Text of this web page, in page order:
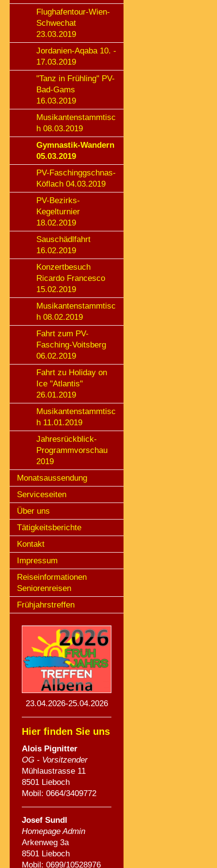
Flughafentour-Wien-
Schwechat
23.03.2019
Jordanien-Aqaba 10. -
17.03.2019
"Tanz in Frühling" PV-
Bad-Gams
16.03.2019
Musikantenstammtisc
h 08.03.2019
Gymnastik-Wandern
05.03.2019
PV-Faschinggschnas-
Köflach 04.03.2019
PV-Bezirks-
Kegelturnier
18.02.2019
Sauschädlfahrt
16.02.2019
Konzertbesuch
Ricardo Francesco
15.02.2019
Musikantenstammtisc
h 08.02.2019
Fahrt zum PV-
Fasching-Voitsberg
06.02.2019
Fahrt zu Holiday on
Ice "Atlantis"
26.01.2019
Musikantenstammtisc
h 11.01.2019
Jahresrückblick-
Programmvorschau
2019
Monatsaussendung
Serviceseiten
Über uns
Tätigkeitsberichte
Kontakt
Impressum
Reiseinformationen
Seniorenreisen
Frühjahrstreffen
23.04.2026-25.04.2026
Hier finden Sie uns
Alois Pignitter
OG - Vorsitzender
Mühlaustrasse 11
8501 Lieboch
Mobil: 0664/3409772
Josef Sundl
Homepage Admin
Arkenweg 3a
8501 Lieboch
Mobil: 0699/10528976